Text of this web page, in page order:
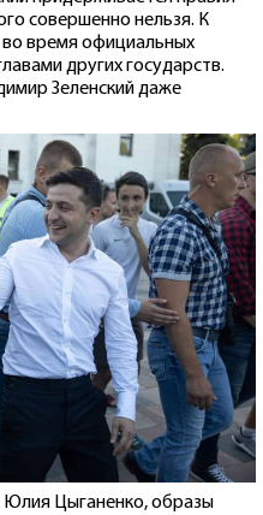
совершенно нельзя. К
во время официальных
других государств.
Зеленский даже
Юлия Цыганенко, образы